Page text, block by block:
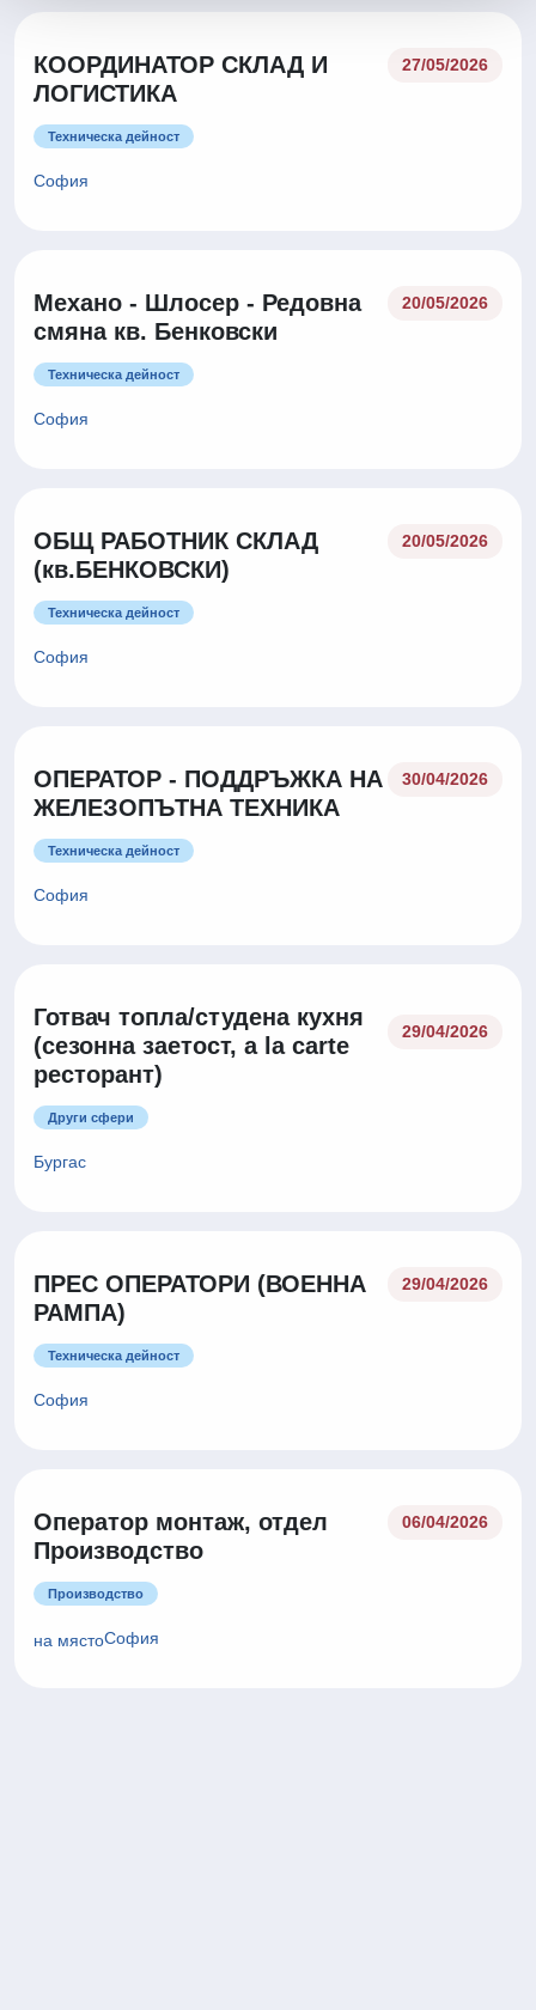
КООРДИНАТОР СКЛАД И
ЛОГИСТИКА
27/05/2026
Техническа дейност
София
Механо - Шлосер - Редовна
смяна кв. Бенковски
20/05/2026
Техническа дейност
София
ОБЩ РАБОТНИК СКЛАД
(кв.БЕНКОВСКИ)
20/05/2026
Техническа дейност
София
ОПЕРАТОР - ПОДДРЪЖКА НА
ЖЕЛЕЗОПЪТНА ТЕХНИКА
30/04/2026
Техническа дейност
София
Готвач топла/студена кухня
(сезонна заетост, a la carte
ресторант)
29/04/2026
Други сфери
Бургас
ПРЕС ОПЕРАТОРИ (ВОЕННА
РАМПА)
29/04/2026
Техническа дейност
София
Оператор монтаж, отдел
Производство
06/04/2026
Производство
на мястоСофия